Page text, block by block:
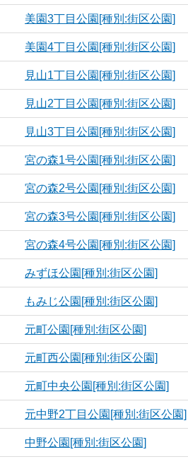
美園3丁目公園[種別:街区公園]
美園4丁目公園[種別:街区公園]
見山1丁目公園[種別:街区公園]
見山2丁目公園[種別:街区公園]
見山3丁目公園[種別:街区公園]
宮の森1号公園[種別:街区公園]
宮の森2号公園[種別:街区公園]
宮の森3号公園[種別:街区公園]
宮の森4号公園[種別:街区公園]
みずほ公園[種別:街区公園]
もみじ公園[種別:街区公園]
元町公園[種別:街区公園]
元町西公園[種別:街区公園]
元町中央公園[種別:街区公園]
元中野2丁目公園[種別:街区公園]
中野公園[種別:街区公園]